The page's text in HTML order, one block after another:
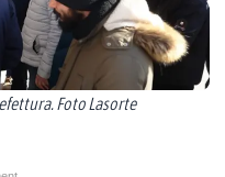
Foto Lasorte